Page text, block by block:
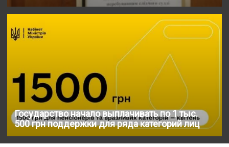
Государство начало выплачивать по 1 тыс.
500 грн поддержки для ряда категорий лиц